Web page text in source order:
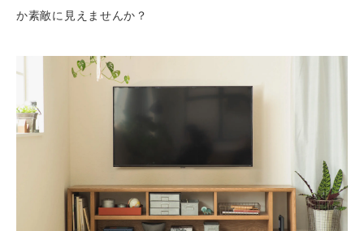
か素敵に見えませんか？